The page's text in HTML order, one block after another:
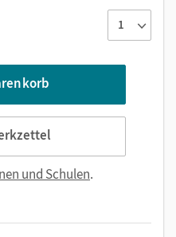
und Schulen.